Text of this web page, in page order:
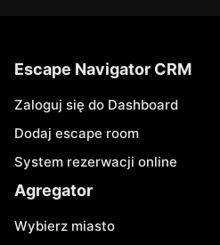
Escape Navigator CRM
Zaloguj się do Dashboard
Dodaj escape room
System rezerwacji online
Agregator
Wybierz miasto